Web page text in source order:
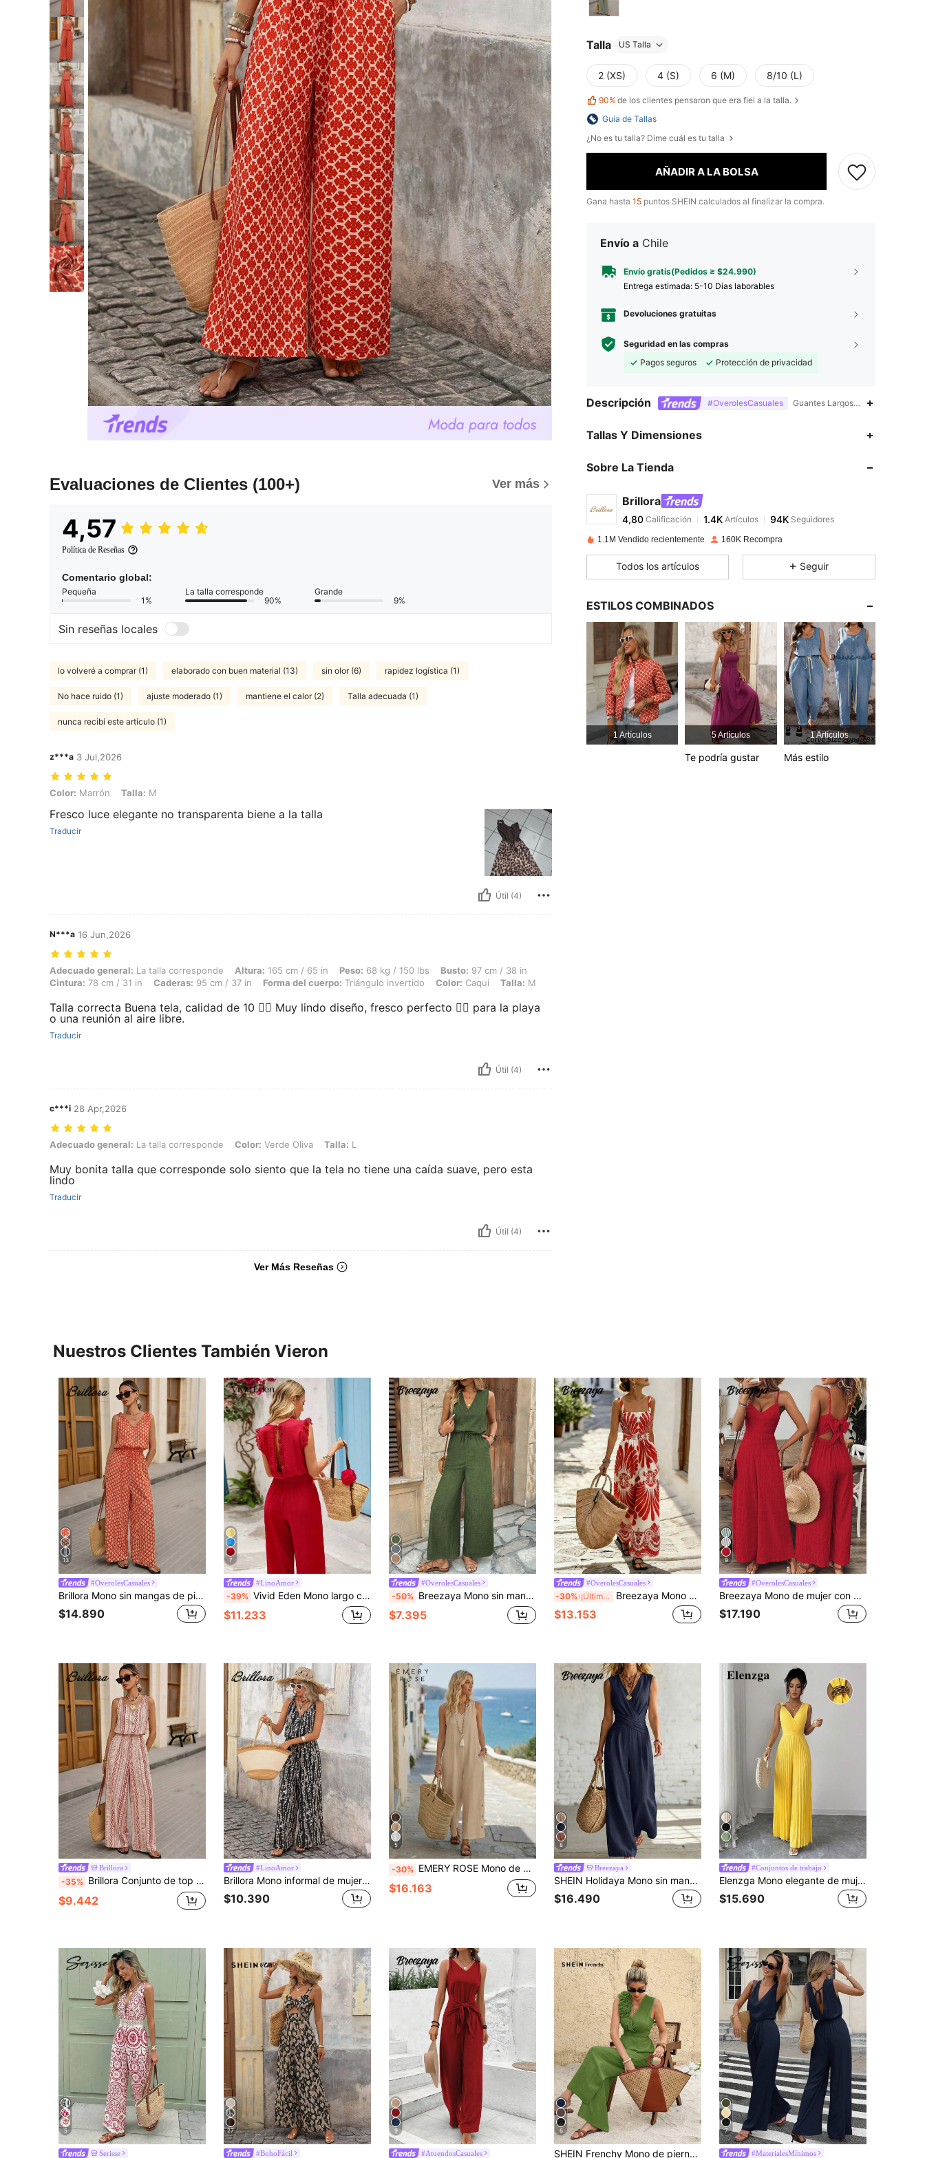
Evaluaciones de Clientes (100+) Ver más
4,57
Política de Reseñas
Comentario global:
Pequeña
1%
La talla corresponde
90%
Grande
9%
Sin reseñas locales
lo volveré a comprar (1) elaborado con buen material (13) sin olor (6) rapidez logística (1)
No hace ruido (1) ajuste moderado (1) mantiene el calor (2) Talla adecuada (1)
nunca recibí este artículo (1)
z***a 3 Jul,2026
Color: Marrón, Talla: M
Color: Marrón Talla: M
Fresco luce elegante no transparenta biene a la talla
Traducir
Útil (4)
N***a 16 Jun,2026
Adecuado general: La talla corresponde, Altura: 165 cm / 65 in, Peso: 68 kg / 150 lbs, Busto: 97 cm / 38 in, Cintura: 78 cm / 31 in, Caderas: 95 cm / 37 in, Forma del cuerpo: Triángulo invertido, Color: Caqui, Talla: M
Adecuado general: La talla corresponde Altura: 165 cm / 65 in Peso: 68 kg / 150 lbs Busto: 97 cm / 38 in
Cintura: 78 cm / 31 in Caderas: 95 cm / 37 in Forma del cuerpo: Triángulo invertido Color: Caqui Talla: M
Talla correcta Buena tela, calidad de 10 👍🏻 Muy lindo diseño, fresco perfecto 👌🏼 para la playa
o una reunión al aire libre.
Traducir
Útil (4)
c***i 28 Apr,2026
Adecuado general: La talla corresponde, Color: Verde Oliva, Talla: L
Adecuado general: La talla corresponde Color: Verde Oliva Talla: L
Muy bonita talla que corresponde solo siento que la tela no tiene una caída suave, pero esta
lindo
Traducir
Útil (4)
Ver Más Reseñas
Talla US Talla
2 (XS) 4 (S) 6 (M) 8/10 (L)
90% de los clientes pensaron que era fiel a la talla.
Guía de Tallas
¿No es tu talla? Dime cuál es tu talla
AÑADIR A LA BOLSA
Gana hasta 15 puntos SHEIN calculados al finalizar la compra.
Envío a Chile
Envío gratis(Pedidos ≥ $24.990)
Entrega estimada: 5-10 Días laborables
Devoluciones gratuitas
Seguridad en las compras
Pagos seguros
Protección de privacidad
Descripción #OverolesCasuales Guantes Largos,regreso a
Tallas Y Dimensiones
Sobre La Tienda
Brillora
4,80 Calificación 1.4K Artículos 94K Seguidores
4,80
4,80 1.4K
4,80 1.4K 94K
4,80 1.4K 94K
4,80 1.4K 94K
1.1M Vendido recientemente 160K Recompra
Todos los artículos Seguir
ESTILOS COMBINADOS
1 Artículos 5 Artículos
Te podría gustar
1 Artículos
Más estilo
Nuestros Clientes También Vieron
13
#OverolesCasuales
Brillora Mono sin mangas de pierna ancha con estampado total para vacaciones en la playa de mujer, primavera/verano
$14.890
7
#LinoAmor
-39% Vivid Eden Mono largo con cuello en V y adorno de encaje, apropiado para vacaciones, mono rojo para mujer, mono de verano para mujer, conjunto de vacaciones para mujer, conjunto de festival para mujer, ropa de otoño para mujer, conjunto de brunch para mujer, conjunto de profesora, mono de vacaciones para mujer, mono de vacaciones rojo, mono para mujer, rojo
$11.233
#OverolesCasuales
-50% Breezaya Mono sin mangas de cuello en V para mujer con bolsillos, pierna ancha, tela texturizada, estilo vacacional
$7.395
#OverolesCasuales
-30% ¡Últimos 2 días Breezaya Mono de mujer versátil, casual, elegante, clásico, de moda, estilo de vacaciones, encantador, urbano, de oficina, de trabajo, de San Valentín, de cita, de fiesta, de playa con estampado
$13.153
9
#OverolesCasuales
Breezaya Mono de mujer con cuello en V, espalda descubierta y tirantes con lazo, color rosa rojo, para primavera/verano
$17.190
Brillora
-35% Brillora Conjunto de top sin mangas y pantalones con estampado geométrico para mujer
$9.442
#LinoAmor
Brillora Mono informal de mujer sin mangas con estampado total
$10.390
5
-30% EMERY ROSE Mono de verano informal de unicolor sin mangas
$16.163
8
Breezaya
SHEIN Holidaya Mono sin mangas con cuello en V y cintura ceñida de pierna ancha para mujer 2026 nuevo versátil para vacaciones playa color caqui liso ropa de mujer para uso diario y en casa
$16.490
9
#Conjuntos de trabajo
Elenzga Mono elegante de mujer para uso diario con cuello en V amarillo, sin mangas, hebilla metálica, cintura plisada y ajustado, para primavera/verano
$15.690
5
Serisse
27
#BohoFácil
9
#AtuendosCasuales
6
SHEIN Frenchy Mono de pierna ancha sin mangas con decoración floral 3D para vacaciones de mujer
7
#MaterialesMínimos